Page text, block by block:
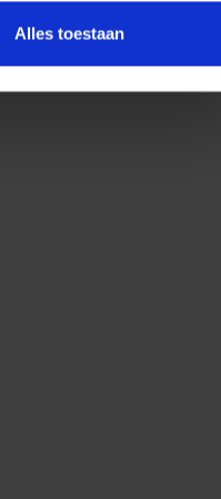
Alles toestaan